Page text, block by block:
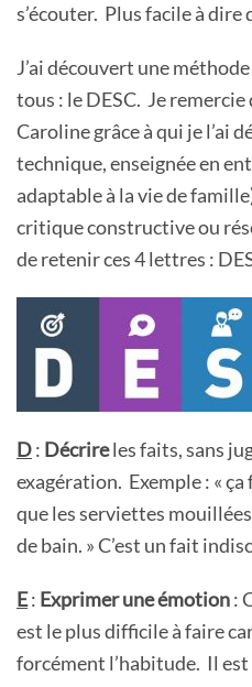
s’écouter. Plus facile à dire
J’ai découvert une
tous : le DESC. Je remercie
Caroline grâce à qui je l’ai
technique, enseignée en
adaptable à la vie de
critique constructive ou
de retenir ces 4 lettres :
D: Décrireles faits, sans
exagération. Exemple : «
que les serviettes
de bain. » C’est un fait
E: Exprimer une émotion:
est le plus difficile à faire car
forcément l’habitude. Il